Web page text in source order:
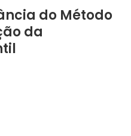
do Método
da